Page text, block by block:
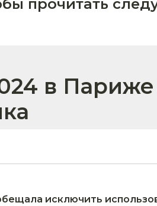
прочитать
в Париже
исключить